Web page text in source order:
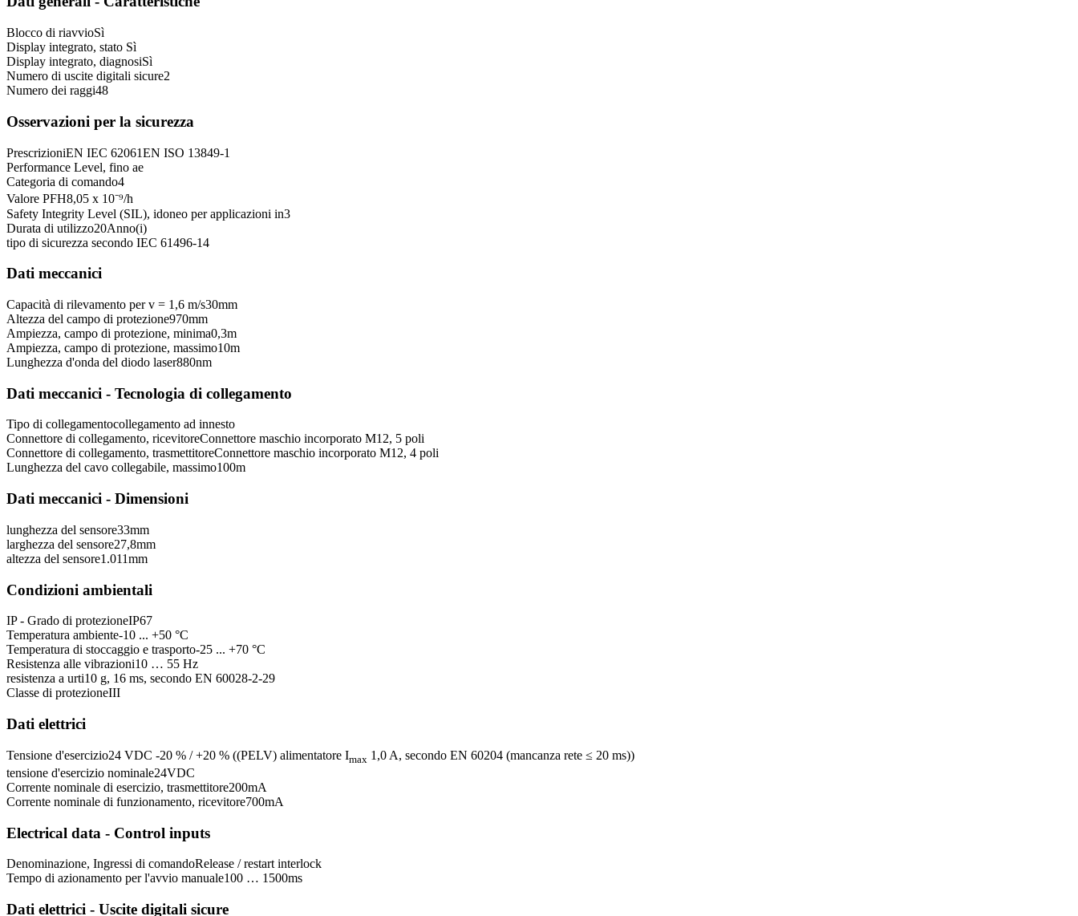
Blocco di riavvioSì
Display integrato, stato Sì
Display integrato, diagnosiSì
Numero di uscite digitali sicure2
Numero dei raggi48
Osservazioni per la sicurezza
PrescrizioniEN IEC 62061EN ISO 13849-1
Performance Level, fino ae
Categoria di comando4
Valore PFH8,05 x 10⁻⁹/h
Safety Integrity Level (SIL), idoneo per applicazioni in3
Durata di utilizzo20Anno(i)
tipo di sicurezza secondo IEC 61496-14
Dati meccanici
Capacità di rilevamento per v = 1,6 m/s30mm
Altezza del campo di protezione970mm
Ampiezza, campo di protezione, minima0,3m
Ampiezza, campo di protezione, massimo10m
Lunghezza d'onda del diodo laser880nm
Dati meccanici - Tecnologia di collegamento
Tipo di collegamentocollegamento ad innesto
Connettore di collegamento, ricevitoreConnettore maschio incorporato M12, 5 poli
Connettore di collegamento, trasmettitoreConnettore maschio incorporato M12, 4 poli
Lunghezza del cavo collegabile, massimo100m
Dati meccanici - Dimensioni
lunghezza del sensore33mm
larghezza del sensore27,8mm
altezza del sensore1.011mm
Condizioni ambientali
IP - Grado di protezioneIP67
Temperatura ambiente-10 ... +50 °C
Temperatura di stoccaggio e trasporto-25 ... +70 °C
Resistenza alle vibrazioni10 … 55 Hz
resistenza a urti10 g, 16 ms, secondo EN 60028-2-29
Classe di protezioneIII
Dati elettrici
Tensione d'esercizio24 VDC -20 % / +20 % ((PELV) alimentatore Imax 1,0 A, secondo EN 60204 (mancanza rete ≤ 20 ms))
tensione d'esercizio nominale24VDC
Corrente nominale di esercizio, trasmettitore200mA
Corrente nominale di funzionamento, ricevitore700mA
Electrical data - Control inputs
Denominazione, Ingressi di comandoRelease / restart interlock
Tempo di azionamento per l'avvio manuale100 … 1500ms
Dati elettrici - Uscite digitali sicure